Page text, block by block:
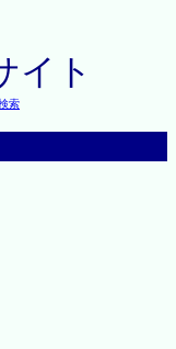
イト
索